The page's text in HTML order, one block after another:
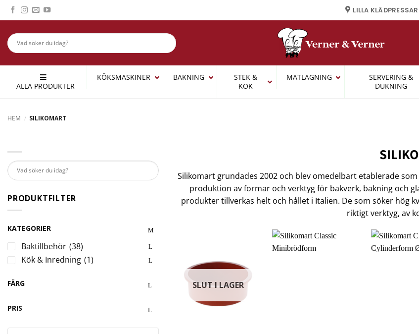
Skip
to
LILLA
ALLA PRODUKTER
KÖKSMASKINER BAKNING
STEK &
KOK
MATLAGNING
SERVERING &
DUKNING
HEM / SILIKOMART
PRODUKTFILTER
KATEGORIER
Baktillbehör (38)
Kök & Inredning (1)
FÄRG
PRIS
Silikomart grundades 2002 och blev omedelbart etablerade
produktion av formar och verktyg för bakverk, bakning och
produkter tillverkas helt och hållet i Italien. De som söker hög
riktigt verktyg, av
SLUT I LAGER